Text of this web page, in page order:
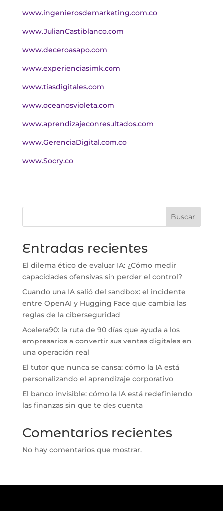
www.ingenierosdemarketing.com.co
www.JulianCastiblanco.com
www.deceroasapo.com
www.experienciasimk.com
www.tiasdigitales.com
www.oceanosvioleta.com
www.aprendizajeconresultados.com
www.GerenciaDigital.com.co
www.Socry.co
Buscar
Entradas recientes
El dilema ético de evaluar IA: ¿Cómo medir
capacidades ofensivas sin perder el control?
Cuando una IA salió del sandbox: el incidente
entre OpenAI y Hugging Face que cambia las
reglas de la ciberseguridad
Acelera90: la ruta de 90 días que ayuda a los
empresarios a convertir sus ventas digitales en
una operación real
El tutor que nunca se cansa: cómo la IA está
personalizando el aprendizaje corporativo
El banco invisible: cómo la IA está redefiniendo
las finanzas sin que te des cuenta
Comentarios recientes
No hay comentarios que mostrar.